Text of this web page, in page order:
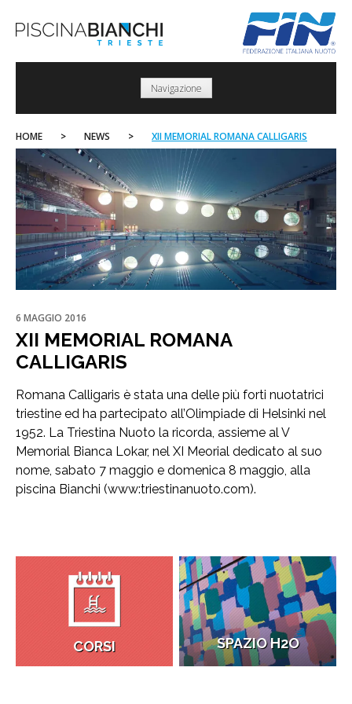
to
Navigazione
HOME > NEWS > XII MEMORIAL ROMANA CALLIGARIS
6 MAGGIO 2016
XII MEMORIAL ROMANA
CALLIGARIS
Romana Calligaris è stata una delle più forti nuotatrici
triestine ed ha partecipato all’Olimpiade di Helsinki nel
1952. La Triestina Nuoto la ricorda, assieme al V
Memorial Bianca Lokar, nel XI Meorial dedicato al suo
nome, sabato 7 maggio e domenica 8 maggio, alla
piscina Bianchi (www:triestinanuoto.com).
CORSI SPAZIO H2O